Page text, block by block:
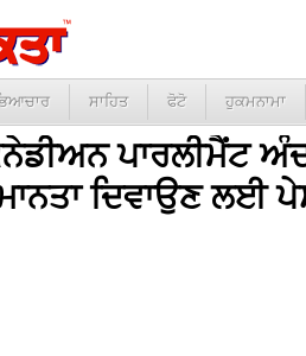
ਸਾਹਿਤ ਫੋਟੋ ਹੁਕਮਨਾਮਾ
ਪਾਰਲੀਮੈਂਟ
ਦਿਵਾਉਣ ਲਈ